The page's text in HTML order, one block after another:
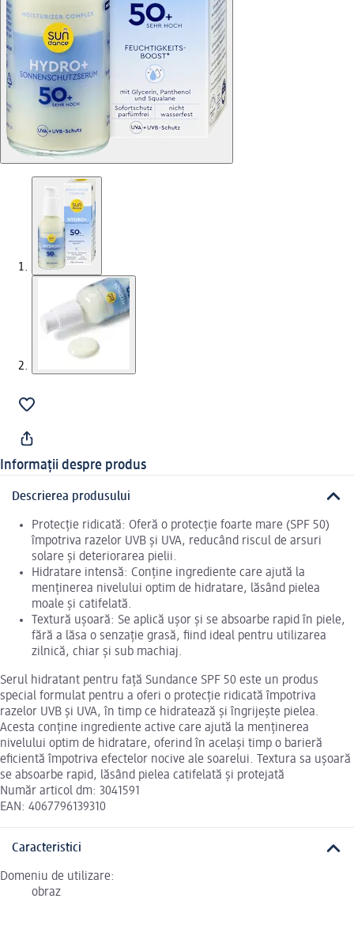
Informații despre produs
Descrierea produsului
Protecție ridicată: Oferă o protecție foarte mare (SPF 50)
împotriva razelor UVB și UVA, reducând riscul de arsuri
solare și deteriorarea pielii.
Hidratare intensă: Conține ingrediente care ajută la
menținerea nivelului optim de hidratare, lăsând pielea
moale și catifelată.
Textură ușoară: Se aplică ușor și se absoarbe rapid în piele,
fără a lăsa o senzație grasă, fiind ideal pentru utilizarea
zilnică, chiar și sub machiaj.
Serul hidratant pentru față Sundance SPF 50 este un produs
special formulat pentru a oferi o protecție ridicată împotriva
razelor UVB și UVA, în timp ce hidratează și îngrijește pielea.
Acesta conține ingrediente active care ajută la menținerea
nivelului optim de hidratare, oferind în același timp o barieră
eficientă împotriva efectelor nocive ale soarelui. Textura sa ușoară
se absoarbe rapid, lăsând pielea catifelată și protejată
Număr articol dm: 3041591
EAN: 4067796139310
Caracteristici
Domeniu de utilizare:
obraz